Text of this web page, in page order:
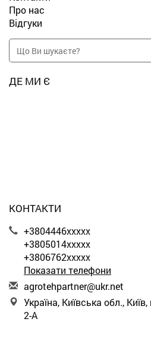
Про нас
Відгуки
ДЕ МИ Є
КОНТАКТИ
+3804446xxxxx
+3805014xxxxx
+3806762xxxxx
Показати телефони
agrotehpartner@ukr.net
Україна, Київська обл.,
2-А